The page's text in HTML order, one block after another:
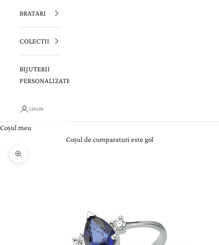
BRATARI
COLECTII
BIJUTERII
PERSONALIZATE
LOGIN
Coșul meu
Coșul de cumparaturi este gol
Zoom